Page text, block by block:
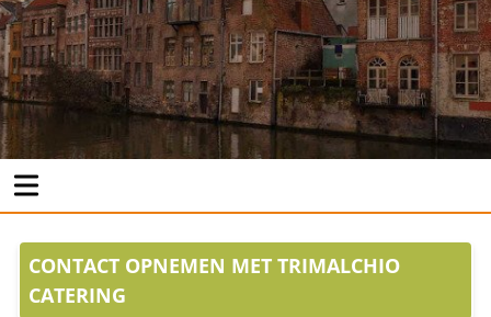
CONTACT OPNEMEN MET TRIMALCHIO
CATERING